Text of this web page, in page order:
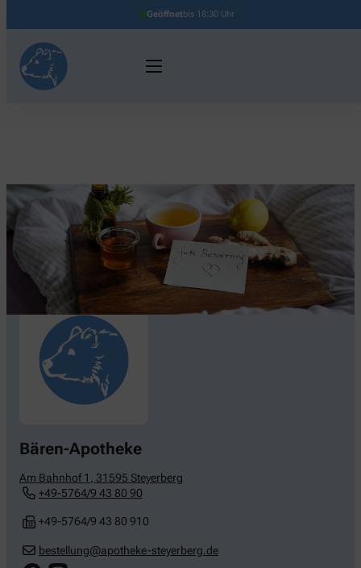
Geöffnetbis 18:30 Uhr
Bären-Apotheke
Am Bahnhof 1 , 31595 Steyerberg
+49-5764/9 43 80 90
+49-5764/9 43 80 910
bestellung@apotheke-steyerberg.de